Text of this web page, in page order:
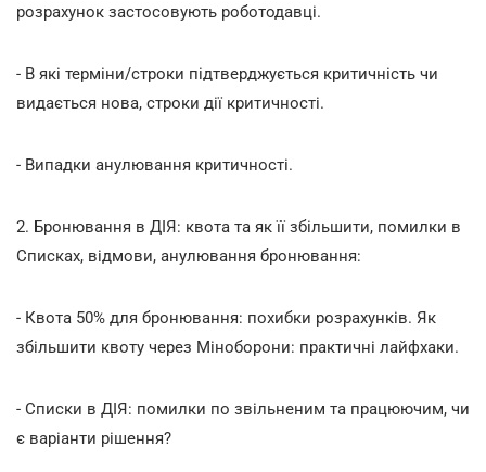
розрахунок застосовують роботодавці.
- В які терміни/строки підтверджується критичність чи
видається нова, строки дії критичності.
- Випадки анулювання критичності.
2. Бронювання в ДІЯ: квота та як її збільшити, помилки в
Списках, відмови, анулювання бронювання:
- Квота 50% для бронювання: похибки розрахунків. Як
збільшити квоту через Міноборони: практичні лайфхаки.
- Списки в ДІЯ: помилки по звільненим та працюючим, чи
є варіанти рішення?